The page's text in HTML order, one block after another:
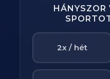
HÁNYSZOR
2x / hét